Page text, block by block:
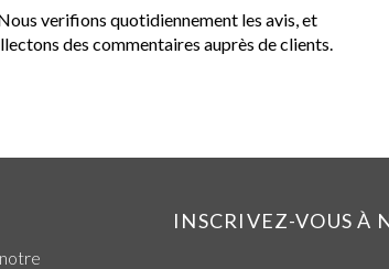
verifions quotidiennement les avis, et
des commentaires auprès de clients.
INSCRIVEZ-VOUS À